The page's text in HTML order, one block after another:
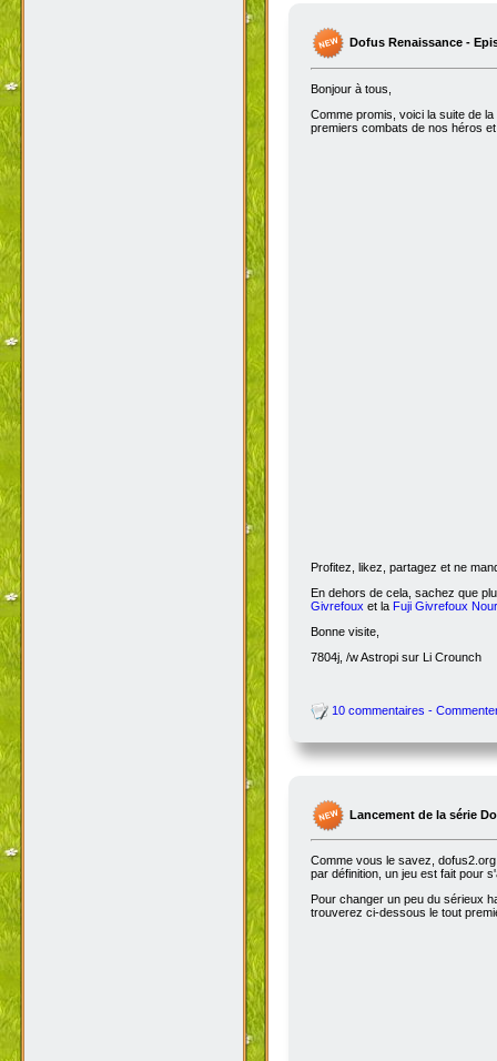
Dofus Renaissance -
Bonjour à tous,
Comme promis, voici la suite de
premiers combats de nos héros
Profitez, likez, partagez et ne
En dehors de cela, sachez que
Givrefoux et la Fuji Givrefoux
Bonne visite,
7804j, /w Astropi sur Li Crounch
10 commentaires -
Lancement de la série
Comme vous le savez,
par définition, un jeu est fait pour
Pour changer un peu du sérieux
trouverez ci-dessous le tout